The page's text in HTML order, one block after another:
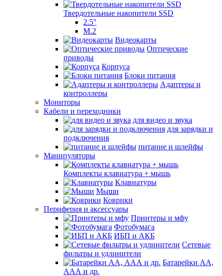
Твердотельные накопители SSD
2.5"
M.2
Видеокарты
Оптические
приводы
Корпуса
Блоки питания
Адаптеры и
контроллеры
Мониторы
Кабели и переходники
для видео и звука
для зарядки и
подключения
питание и шлейфы
Манипуляторы
Комплекты клавиатура + мышь
Клавиатуры
Мыши
Коврики
Периферия и аксессуары
Принтеры и мфу
Фотобумага
ИБП и АКБ
Сетевые
фильтры и удлинители
Батарейки АА,
ААА и др.